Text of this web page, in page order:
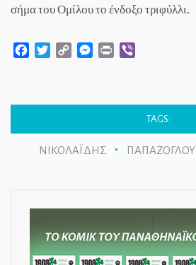
σήμα του Ομίλου το ένδοξο τριφύλλι.
Facebook
Twitter
Copy
Messenger
Print
TAGS:
ΝΙΚΟΛΑΪΔΗΣ ΠΑΠΑΖΟΓΛΟΥ